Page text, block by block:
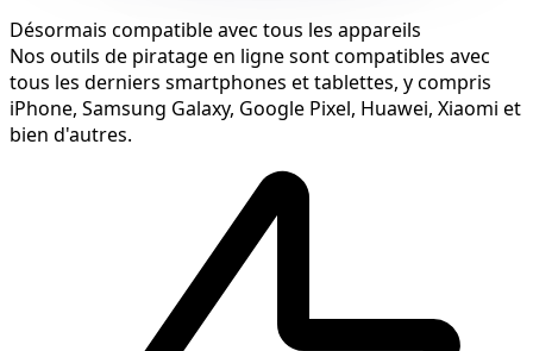
Désormais compatible avec tous les appareils
Nos outils de piratage en ligne sont compatibles avec
tous les derniers smartphones et tablettes, y compris
iPhone, Samsung Galaxy, Google Pixel, Huawei, Xiaomi et
bien d'autres.